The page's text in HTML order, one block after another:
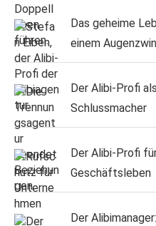
Das geheime
einem
Der Alibi-Profi
Schlussmacher
Der Alibi-Profi
Geschäftsleben
Der